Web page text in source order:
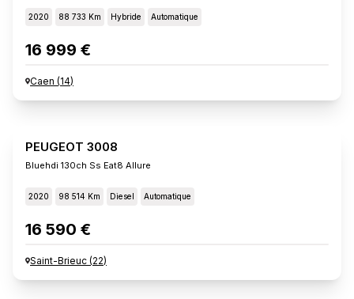
2020 88 733 Km Hybride Automatique
16 999 €
Caen (14)
PEUGEOT 3008
Bluehdi 130ch Ss Eat8 Allure
2020 98 514 Km Diesel Automatique
16 590 €
Saint-Brieuc (22)